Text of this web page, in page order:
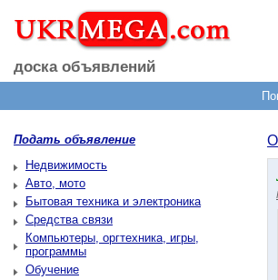
доска объявлений
Подать объявление
Недвижимость
Авто, мото
Бытовая техника и электроника
Средства связи
Компьютеры, оргтехника, игры,
программы
Обучение